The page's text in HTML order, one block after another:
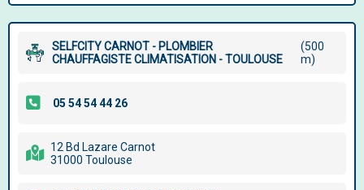
SELFCITY CARNOT - PLOMBIER
CHAUFFAGISTE CLIMATISATION - TOULOUSE
(500
m)
12 Bd Lazare Carnot
31000 Toulouse